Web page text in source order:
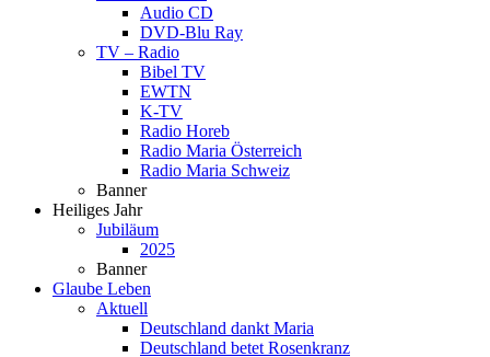
Audio CD
DVD-Blu Ray
TV – Radio
Bibel TV
EWTN
K-TV
Radio Horeb
Radio Maria Österreich
Radio Maria Schweiz
Banner
Heiliges Jahr
Jubiläum
2025
Banner
Glaube Leben
Aktuell
Deutschland dankt Maria
Deutschland betet Rosenkranz